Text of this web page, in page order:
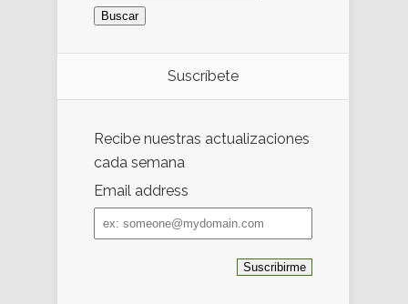
Suscríbete
Recibe nuestras actualizaciones
cada semana
Email address
Email
address